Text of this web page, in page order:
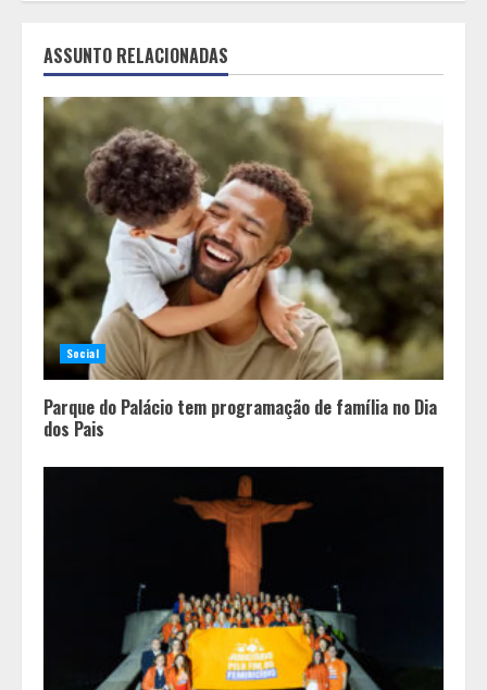
ASSUNTO RELACIONADAS
Social
Parque do Palácio tem programação de família no Dia
dos Pais